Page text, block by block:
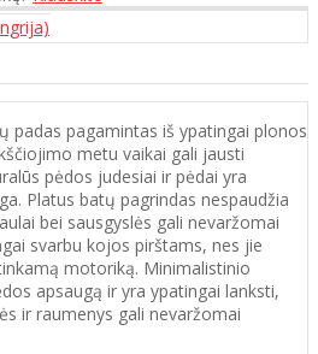
padas pagamintas iš ypatingai plonos
metu vaikai gali jausti
pėdos judesiai ir pėdai yra
Platus batų pagrindas nespaudžia
bei sausgyslės gali nevaržomai
svarbu kojos pirštams, nes jie
motoriką. Minimalistinio
apsaugą ir yra ypatingai lanksti,
ir raumenys gali nevaržomai